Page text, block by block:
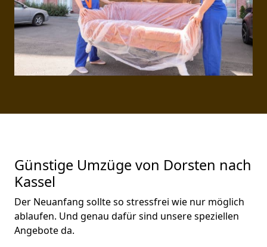
Günstige Umzüge von Dorsten nach
Kassel
Der Neuanfang sollte so stressfrei wie nur möglich
ablaufen. Und genau dafür sind unsere speziellen
Angebote da.